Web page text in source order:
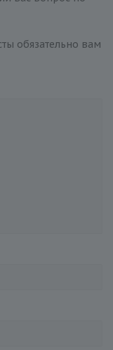
обязательно вам